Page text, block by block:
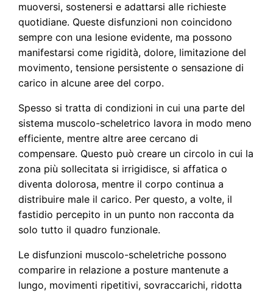
muoversi, sostenersi e adattarsi alle richieste
quotidiane. Queste disfunzioni non coincidono
sempre con una lesione evidente, ma possono
manifestarsi come rigidità, dolore, limitazione del
movimento, tensione persistente o sensazione di
carico in alcune aree del corpo.
Spesso si tratta di condizioni in cui una parte del
sistema muscolo-scheletrico lavora in modo meno
efficiente, mentre altre aree cercano di
compensare. Questo può creare un circolo in cui la
zona più sollecitata si irrigidisce, si affatica o
diventa dolorosa, mentre il corpo continua a
distribuire male il carico. Per questo, a volte, il
fastidio percepito in un punto non racconta da
solo tutto il quadro funzionale.
Le disfunzioni muscolo-scheletriche possono
comparire in relazione a posture mantenute a
lungo, movimenti ripetitivi, sovraccarichi, ridotta